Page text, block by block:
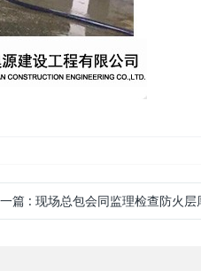
篇 : 现场总包会同监理检查防火层